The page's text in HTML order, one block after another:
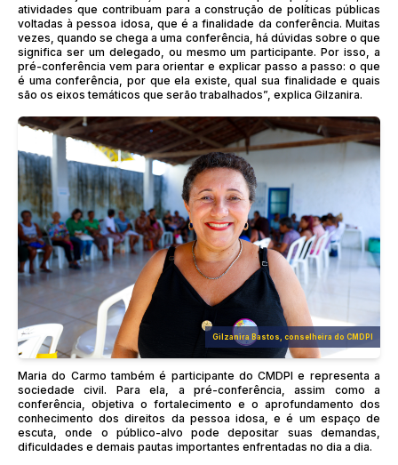
atividades que contribuam para a construção de políticas públicas
voltadas à pessoa idosa, que é a finalidade da conferência. Muitas
vezes, quando se chega a uma conferência, há dúvidas sobre o que
significa ser um delegado, ou mesmo um participante. Por isso, a
pré-conferência vem para orientar e explicar passo a passo: o que
é uma conferência, por que ela existe, qual sua finalidade e quais
são os eixos temáticos que serão trabalhados”, explica Gilzanira.
Gilzanira Bastos, conselheira do CMDPI
Maria do Carmo também é participante do CMDPI e representa a
sociedade civil. Para ela, a pré-conferência, assim como a
conferência, objetiva o fortalecimento e o aprofundamento dos
conhecimento dos direitos da pessoa idosa, e é um espaço de
escuta, onde o público-alvo pode depositar suas demandas,
dificuldades e demais pautas importantes enfrentadas no dia a dia.